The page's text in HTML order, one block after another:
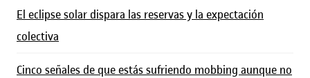
El eclipse solar dispara las reservas y la expectación
colectiva
Cinco señales de que estás sufriendo mobbing aunque no